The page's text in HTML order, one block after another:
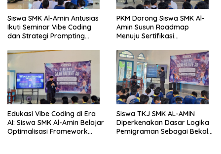
Siswa SMK Al-Amin Antusias
Ikuti Seminar Vibe Coding
dan Strategi Prompting
PKM Dorong Siswa SMK Al-
Amin Susun Roadmap
Menuju Sertifikasi
MikroTik
Edukasi Vibe Coding di Era
AI: Siswa SMK Al-Amin Belajar
Optimalisasi Framework
Siswa TKJ SMK AL-AMIN
Diperkenakan Dasar Logika
Pemigraman Sebagai Bekal